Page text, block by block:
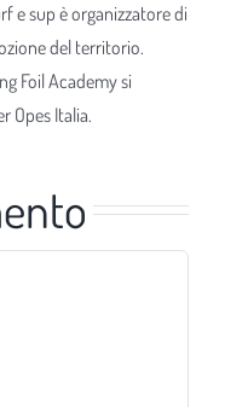
e sup è organizzatore di
del territorio.
Foil Academy si
Opes Italia.